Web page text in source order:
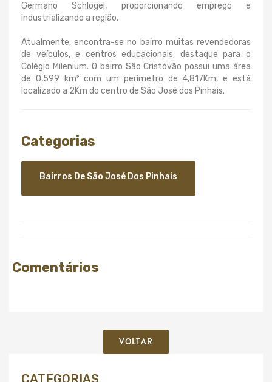
Germano Schlogel, proporcionando emprego e
industrializando a região.
Atualmente, encontra-se no bairro muitas revendedoras
de veículos, e centros educacionais, destaque para o
Colégio Milenium. O bairro São Cristóvão possui uma área
de 0,599 km² com um perímetro de 4,817Km, e está
localizado a 2Km do centro de São José dos Pinhais.
Categorias
Bairros De São José Dos Pinhais
Comentários
VOLTAR